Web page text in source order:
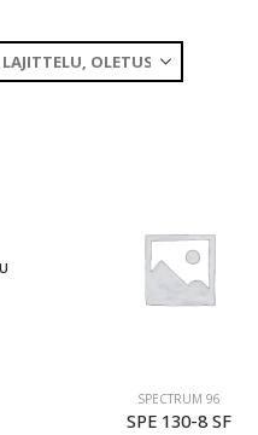
SPECTRUM 96
SPE 130-8 SF